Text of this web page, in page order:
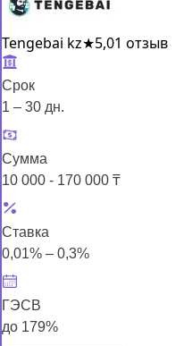
Tengebai kz★5,01 отзыв
Срок
1 – 30 дн.
Сумма
10 000 - 170 000 ₸
Ставка
0,01% – 0,3%
ГЭСВ
до 179%